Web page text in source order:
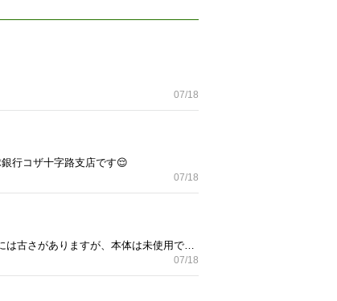
07/18
行コザ十字路支店です😌
07/18
07/18